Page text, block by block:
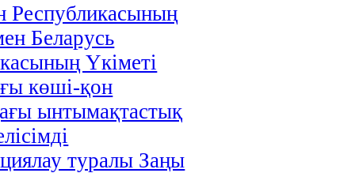
Республикасының
Беларусь
Үкіметі
көші-қон
ынтымақтастық
туралы Заңы